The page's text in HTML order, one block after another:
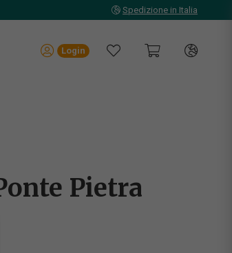
Spedizione in Italia
Login
Pietra